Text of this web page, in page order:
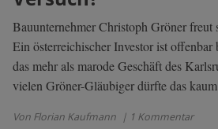
Bauunternehmer Christoph Gröner freut
Ein österreichischer Investor ist
das mehr als marode Geschäft des
vielen Gröner-Gläubiger dürfte das
Von Florian Kaufmann | 1 Kommentar